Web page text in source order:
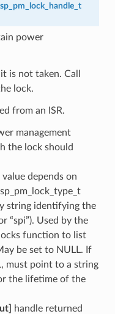
power
is not taken. Call
lock.
from an ISR.
management
the lock should
depends on
string identifying the
“spi”). Used by the
function to list
be set to NULL. If
must point to a string
the lifetime of the
handle returned